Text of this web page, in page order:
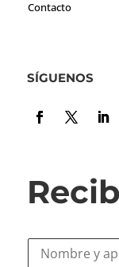
Contacto
SÍGUENOS
N